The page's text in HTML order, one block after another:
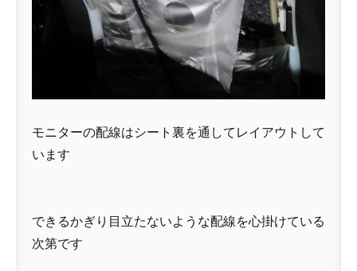
モニターの配線はシート裏を通してレイアウトして
います
できるかぎり目立たないような配線を心掛けている
次第です